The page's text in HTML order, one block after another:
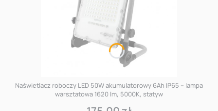
Naświetlacz roboczy LED 50W akumulatorowy 6Ah IP65 – lampa
warsztatowa 1620 lm, 5000K, statyw